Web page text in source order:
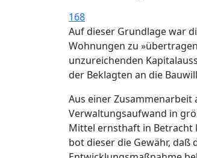
168
Auf dieser Grundlage war
Wohnungen zu
unzureichenden
der Beklagten an die
Aus einer
Verwaltungsaufwand in
Mittel ernsthaft in Betracht
bot dieser die Gewähr,